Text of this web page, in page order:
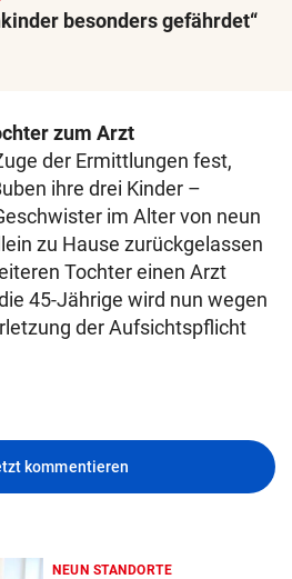
besonders gefährdet“
zum Arzt
der Ermittlungen fest,
ihre drei Kinder –
im Alter von neun
zu Hause zurückgelassen
Tochter einen Arzt
45-Jährige wird nun wegen
der Aufsichtspflicht
kommentieren
NEUN STANDORTE